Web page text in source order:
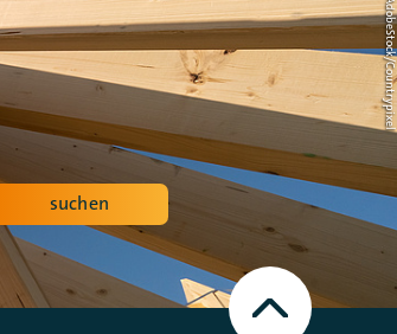
suchen
Foto: AdobeStock/Countrypixel
Nach
oben